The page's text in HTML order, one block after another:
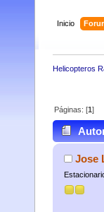
Inicio
Helicopteros
Páginas: [1]
Jose